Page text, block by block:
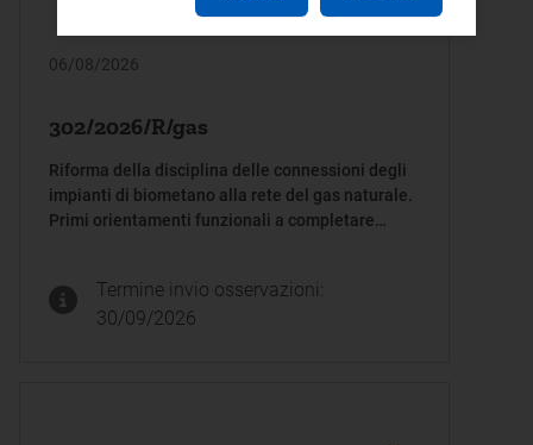
06/08/2026
302/2026/R/gas
Riforma della disciplina delle connessioni degli
impianti di biometano alla rete del gas naturale.
Primi orientamenti funzionali a completare
199/25Termine invio osservazioni:
30/09/2026